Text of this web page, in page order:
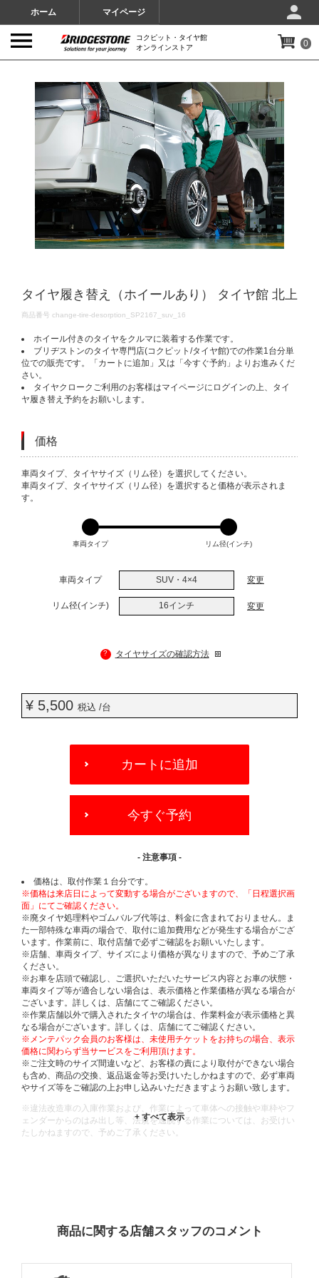
ホーム マイページ
コクピット・タイヤ館
オンラインストア
0
タイヤ履き替え（ホイールあり） タイヤ館 北上
DETAILS
商品番号 change-tire-desorption_SP2167_suv_16
ホイール付きのタイヤをクルマに装着する作業です。
ブリヂストンのタイヤ専門店(コクピット/タイヤ館)での作業1台分単
位での販売です。「カートに追加」又は「今すぐ予約」よりお進みくだ
さい。
タイヤクロークご利用のお客様はマイページにログインの上、タイ
ヤ履き替え予約をお願いします。
価格
VARIATIONS
車両タイプ、タイヤサイズ（リム径）を選択してください。
車両タイプ、タイヤサイズ（リム径）を選択すると価格が表示されま
す。
車両タイプ リム径(インチ)
車両タイプ SUV・4×4 変更
リム径(インチ) 16インチ 変更
? タイヤサイズの確認方法
¥ 5,500 税込 /台
OPTIONS
カートに追加
今すぐ予約
- 注意事項 -
価格は、取付作業１台分です。
※価格は来店日によって変動する場合がございますので、「日程選択画
面」にてご確認ください。
※廃タイヤ処理料やゴムバルブ代等は、料金に含まれておりません。ま
た一部特殊な車両の場合で、取付に追加費用などが発生する場合がござ
います。作業前に、取付店舗で必ずご確認をお願いいたします。
※店舗、車両タイプ、サイズにより価格が異なりますので、予めご了承
ください。
※お車を店頭で確認し、ご選択いただいたサービス内容とお車の状態・
車両タイプ等が適合しない場合は、表示価格と作業価格が異なる場合が
ございます。詳しくは、店舗にてご確認ください。
※作業店舗以外で購入されたタイヤの場合は、作業料金が表示価格と異
なる場合がございます。詳しくは、店舗にてご確認ください。
※メンテパック会員のお客様は、未使用チケットをお持ちの場合、表示
価格に関わらず当サービスをご利用頂けます。
※ご注文時のサイズ間違いなど、お客様の責により取付ができない場合
も含め、商品の交換、返品返金等お受けいたしかねますので、必ず車両
やサイズ等をご確認の上お申し込みいただきますようお願い致します。
※違法改造車の入庫作業および、作業によって車体への接触や車枠やフ
ェンダーからのはみ出し等、法規を逸脱する作業については、お受けい
たしかねますので、予めご了承ください。
商品に関する店舗スタッフのコメント